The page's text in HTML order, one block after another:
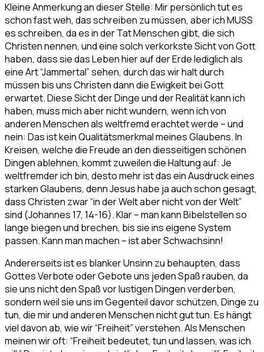
Kleine Anmerkung an dieser Stelle: Mir persönlich tut es
schon fast weh, das schreiben zu müssen, aber ich MUSS
es schreiben, da es in der Tat Menschen gibt, die sich
Christen nennen, und eine solch verkorkste Sicht von Gott
haben, dass sie das Leben hier auf der Erde lediglich als
eine Art “Jammertal” sehen, durch das wir halt durch
müssen bis uns Christen dann die Ewigkeit bei Gott
erwartet. Diese Sicht der Dinge und der Realität kann ich
haben, muss mich aber nicht wundern, wenn ich von
anderen Menschen als weltfremd erachtet werde – und
nein: Das ist kein Qualitätsmerkmal meines Glaubens. In
Kreisen, welche die Freude an den diesseitigen schönen
Dingen ablehnen, kommt zuweilen die Haltung auf: Je
weltfremder ich bin, desto mehr ist das ein Ausdruck eines
starken Glaubens, denn Jesus habe ja auch schon gesagt,
dass Christen zwar “in der Welt aber nicht von der Welt”
sind (Johannes 17, 14-16). Klar – man kann Bibelstellen so
lange biegen und brechen, bis sie ins eigene System
passen. Kann man machen – ist aber Schwachsinn!
Andererseits ist es blanker Unsinn zu behaupten, dass
Gottes Verbote oder Gebote uns jeden Spaß rauben, da
sie uns nicht den Spaß vor lustigen Dingen verderben,
sondern weil sie uns im Gegenteil davor schützen, Dinge zu
tun, die mir und anderen Menschen nicht gut tun. Es hängt
viel davon ab, wie wir “Freiheit” verstehen. Als Menschen
meinen wir oft: “Freiheit bedeutet, tun und lassen, was ich